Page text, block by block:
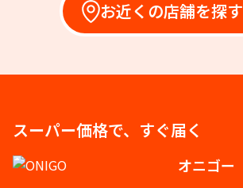
お近くの店舗を探す
スーパー価格で、すぐ届く
オニゴー